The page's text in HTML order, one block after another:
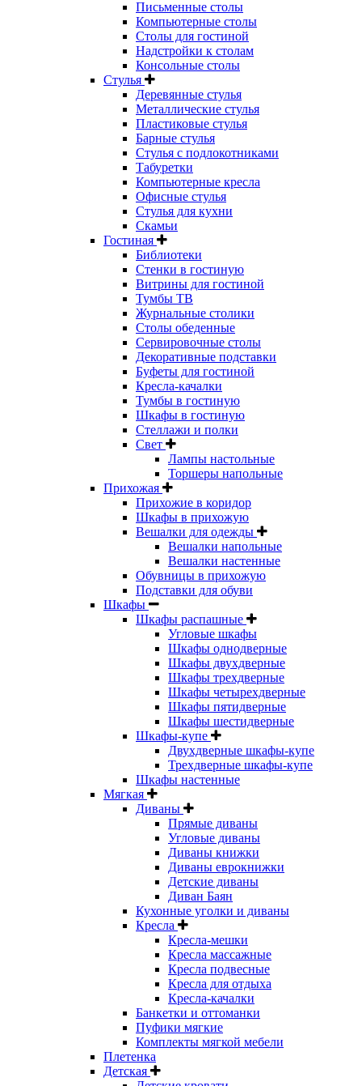
Письменные столы
Компьютерные столы
Столы для гостиной
Надстройки к столам
Консольные столы
Стулья
Деревянные стулья
Металлические стулья
Пластиковые стулья
Барные стулья
Стулья с подлокотниками
Табуретки
Компьютерные кресла
Офисные стулья
Стулья для кухни
Скамьи
Гостиная
Библиотеки
Стенки в гостиную
Витрины для гостиной
Тумбы ТВ
Журнальные столики
Столы обеденные
Сервировочные столы
Декоративные подставки
Буфеты для гостиной
Кресла-качалки
Тумбы в гостиную
Шкафы в гостиную
Стеллажи и полки
Свет
Лампы настольные
Торшеры напольные
Прихожая
Прихожие в коридор
Шкафы в прихожую
Вешалки для одежды
Вешалки напольные
Вешалки настенные
Обувницы в прихожую
Подставки для обуви
Шкафы
Шкафы распашные
Угловые шкафы
Шкафы однодверные
Шкафы двухдверные
Шкафы трехдверные
Шкафы четырехдверные
Шкафы пятидверные
Шкафы шестидверные
Шкафы-купе
Двухдверные шкафы-купе
Трехдверные шкафы-купе
Шкафы настенные
Мягкая
Диваны
Прямые диваны
Угловые диваны
Диваны книжки
Диваны еврокнижки
Детские диваны
Диван Баян
Кухонные уголки и диваны
Кресла
Кресла-мешки
Кресла массажные
Кресла подвесные
Кресла для отдыха
Кресла-качалки
Банкетки и оттоманки
Пуфики мягкие
Комплекты мягкой мебели
Плетенка
Детская